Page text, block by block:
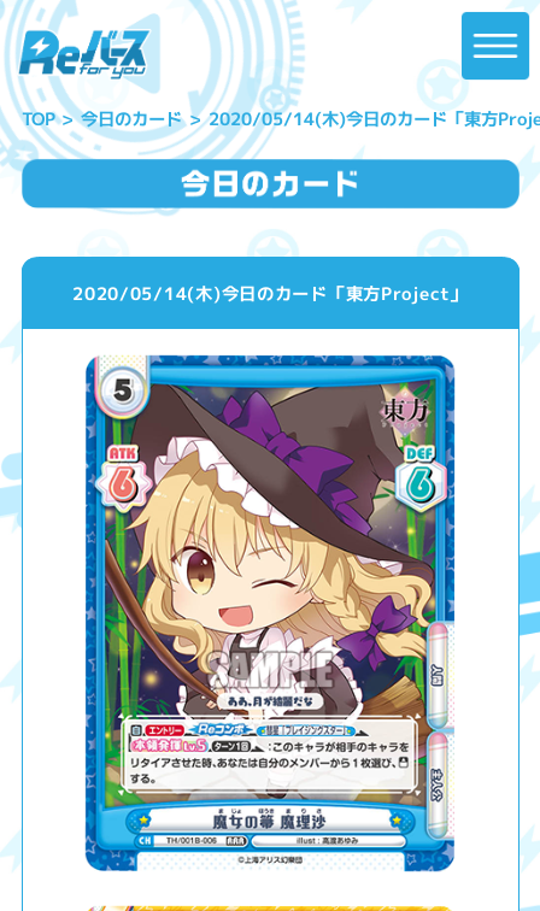
TOP 今日のカード 2020/05/14(木)今日のカード「東方
2020/05/14(木)今日のカード「東方Project」